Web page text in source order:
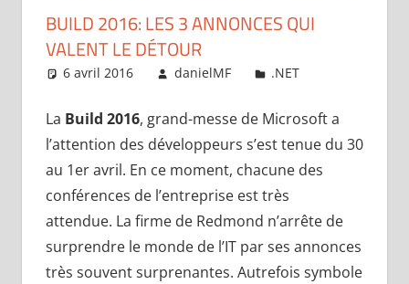
BUILD 2016: LES 3 ANNONCES QUI
VALENT LE DÉTOUR
6 avril 2016 danielMF .NET
La Build 2016, grand-messe de Microsoft a
l’attention des développeurs s’est tenue du 30
au 1er avril. En ce moment, chacune des
conférences de l’entreprise est très
attendue. La firme de Redmond n’arrête de
surprendre le monde de l’IT par ses annonces
très souvent surprenantes. Autrefois symbole